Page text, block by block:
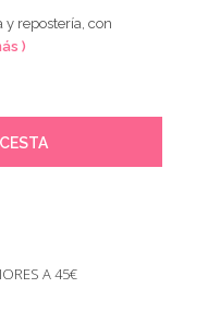
y repostería, con
)
A 45€